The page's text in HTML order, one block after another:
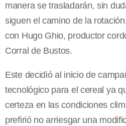
manera se trasladarán, sin
siguen el camino de la
con Hugo Ghio, productor
Corral de Bustos.
Este decidió al inicio de
tecnológico para el cereal ya
certeza en las condiciones
prefirió no arriesgar una